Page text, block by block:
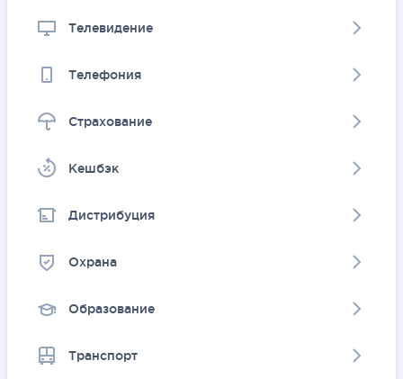
Телевидение
Телефония
Страхование
Kешбэк
Дистрибуция
Охрана
Образование
Транспорт